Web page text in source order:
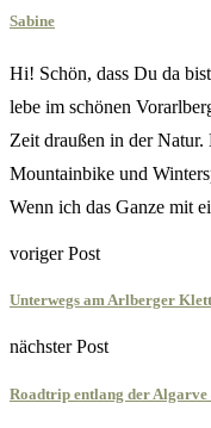
Sabine
Hi! Schön, dass Du da
lebe im schönen
Zeit draußen in der
Mountainbike und
Wenn ich das Ganze mit
voriger Post
Unterwegs am Arlberger
nächster Post
Roadtrip entlang der Algarve